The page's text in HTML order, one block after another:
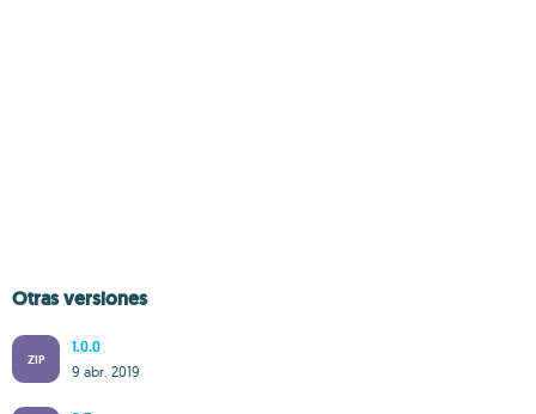
Otras versiones
ZIP
1.0.0
9 abr. 2019